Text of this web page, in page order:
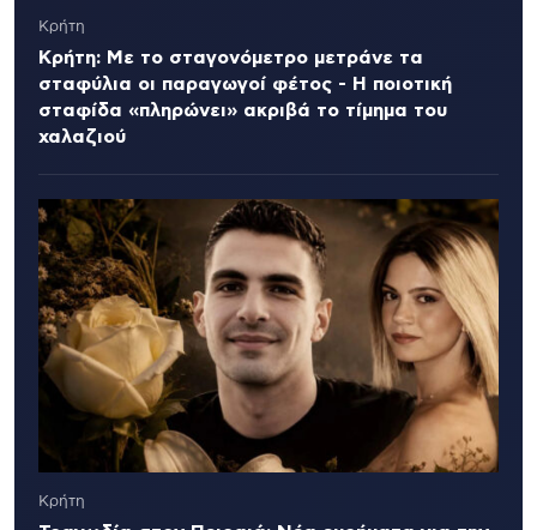
Κρήτη
Κρήτη: Με το σταγονόμετρο μετράνε τα
σταφύλια οι παραγωγοί φέτος - Η ποιοτική
σταφίδα «πληρώνει» ακριβά το τίμημα του
χαλαζιού
Κρήτη